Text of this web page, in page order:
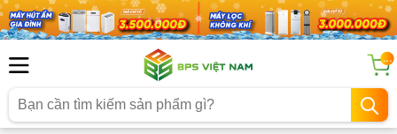
...